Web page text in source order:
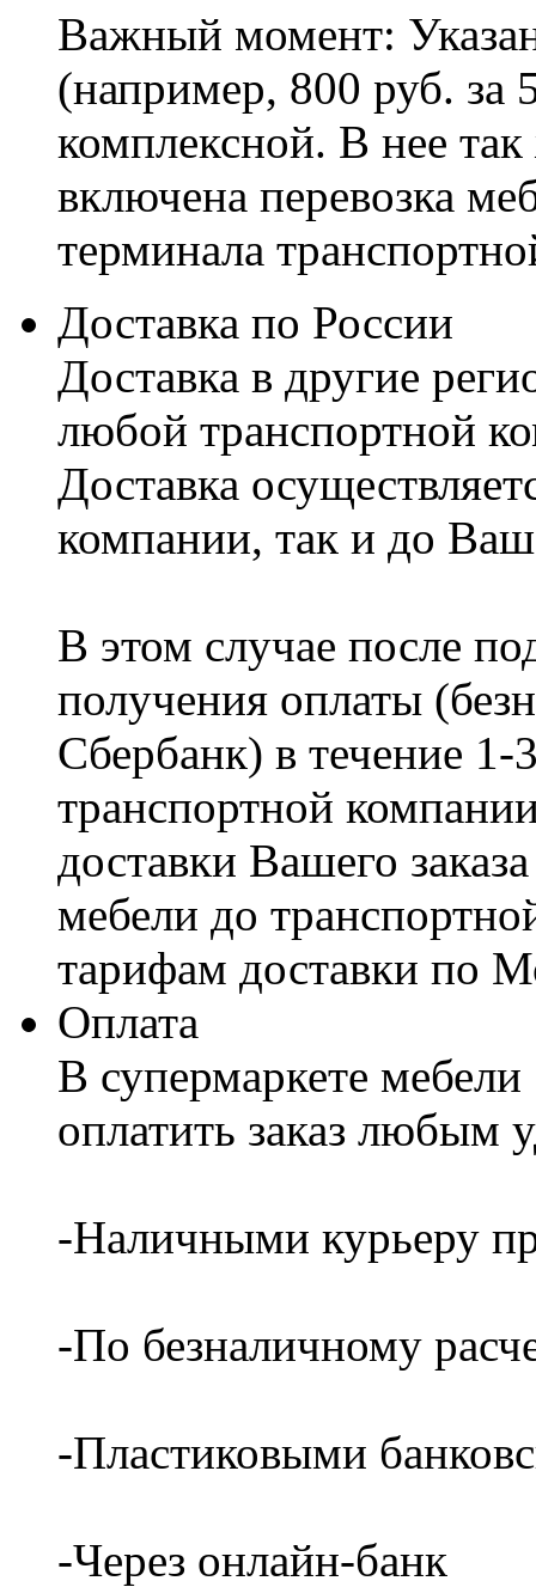
Важный момент:
(например, 800 руб. за
комплексной. В нее
включена перевозка
терминала
Доставка по России
Доставка в другие
любой транспортной
Доставка
компании, так и до
В этом случае после
получения оплаты
Сбербанк) в течение
транспортной
доставки Вашего
мебели до
тарифам доставки по
Оплата
В супермаркете
оплатить заказ любым
-Наличными курьеру
-По безналичному
-Пластиковыми
-Через онлайн-банк